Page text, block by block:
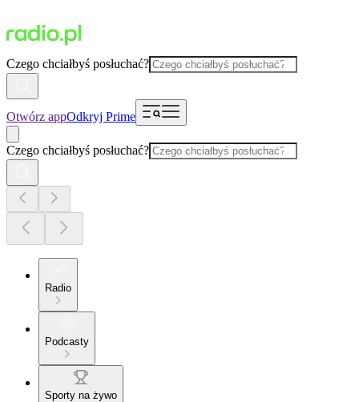
Czego chciałbyś posłuchać?
Otwórz appOdkryj Prime
Czego chciałbyś posłuchać?
Radio
Podcasty
Sporty na żywo